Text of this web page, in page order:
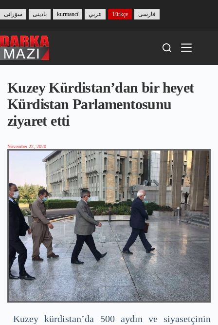
content
بادینی سۆرانی kurmancî عربي Türkçe فارسی
Kuzey Kürdistan’dan bir heyet
Kürdistan Parlamentosunu
ziyaret etti
November 22, 2020
Kuzey kürdistan’da 500 aydın ve siyasetçinin